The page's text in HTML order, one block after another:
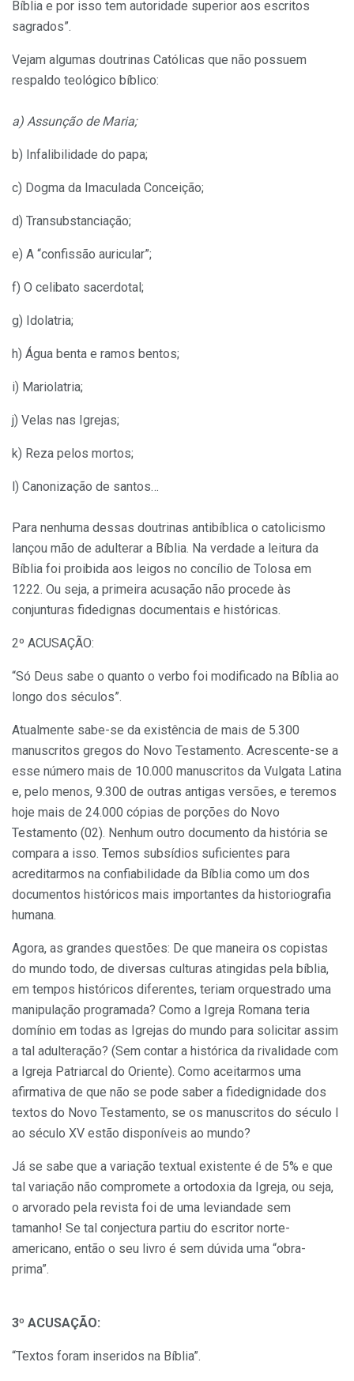
Bíblia e por isso tem autoridade superior aos escritos
sagrados”.
Vejam algumas doutrinas Católicas que não possuem
respaldo teológico bíblico:
a) Assunção de Maria;
b) Infalibilidade do papa;
c) Dogma da Imaculada Conceição;
d) Transubstanciação;
e) A “confissão auricular”;
f) O celibato sacerdotal;
g) Idolatria;
h) Água benta e ramos bentos;
i) Mariolatria;
j) Velas nas Igrejas;
k) Reza pelos mortos;
l) Canonização de santos…
Para nenhuma dessas doutrinas antibíblica o catolicismo
lançou mão de adulterar a Bíblia. Na verdade a leitura da
Bíblia foi proibida aos leigos no concílio de Tolosa em
1222. Ou seja, a primeira acusação não procede às
conjunturas fidedignas documentais e históricas.
2º ACUSAÇÃO:
“Só Deus sabe o quanto o verbo foi modificado na Bíblia ao
longo dos séculos”.
Atualmente sabe-se da existência de mais de 5.300
manuscritos gregos do Novo Testamento. Acrescente-se a
esse número mais de 10.000 manuscritos da Vulgata Latina
e, pelo menos, 9.300 de outras antigas versões, e teremos
hoje mais de 24.000 cópias de porções do Novo
Testamento (02). Nenhum outro documento da história se
compara a isso. Temos subsídios suficientes para
acreditarmos na confiabilidade da Bíblia como um dos
documentos históricos mais importantes da historiografia
humana.
Agora, as grandes questões: De que maneira os copistas
do mundo todo, de diversas culturas atingidas pela bíblia,
em tempos históricos diferentes, teriam orquestrado uma
manipulação programada? Como a Igreja Romana teria
domínio em todas as Igrejas do mundo para solicitar assim
a tal adulteração? (Sem contar a histórica da rivalidade com
a Igreja Patriarcal do Oriente). Como aceitarmos uma
afirmativa de que não se pode saber a fidedignidade dos
textos do Novo Testamento, se os manuscritos do século I
ao século XV estão disponíveis ao mundo?
Já se sabe que a variação textual existente é de 5% e que
tal variação não compromete a ortodoxia da Igreja, ou seja,
o arvorado pela revista foi de uma leviandade sem
tamanho! Se tal conjectura partiu do escritor norte-
americano, então o seu livro é sem dúvida uma “obra-
prima”.
3º ACUSAÇÃO:
“Textos foram inseridos na Bíblia”.